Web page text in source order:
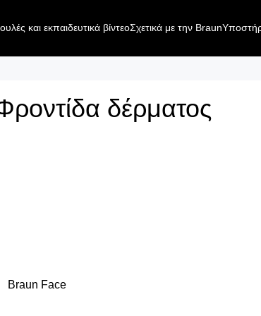
και εκπαιδευτικά βίντεοΣχετικά με την Braun
δέρματος
Braun Face